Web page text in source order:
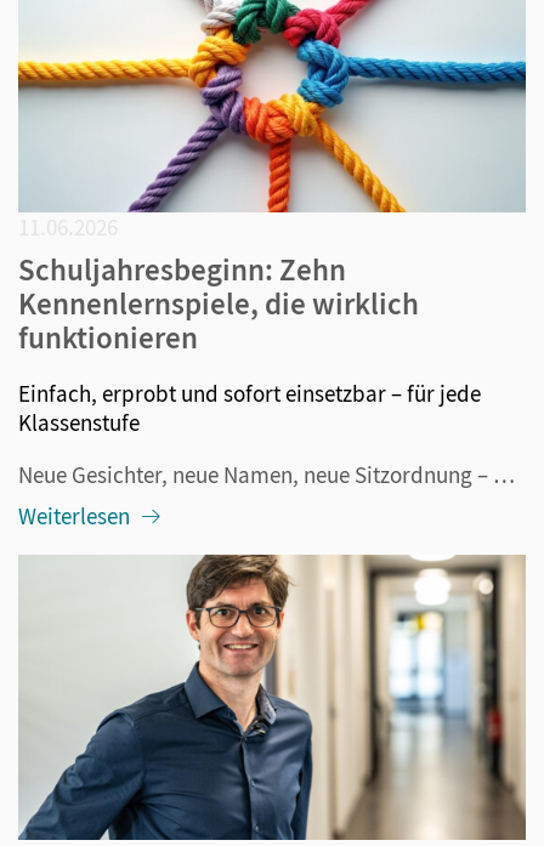
Schuljahresbeginn: Zehn
Kennenlernspiele, die wirklich
funktionieren
Einfach, erprobt und sofort einsetzbar – für jede
Klassenstufe
Neue Gesichter, neue Namen, neue Sitzordnung – und mittendrin dreißig Kinder oder Jugendliche, die zwischen Neugier und Nervosität schwanken. Der Schuljahresbeginn ist für alle Beteiligten aufregend. Und genau deshalb lohnt es sich, die ersten Stunden nicht dem Zufall zu überlassen. Kennenlernspiele...
Weiterlesen